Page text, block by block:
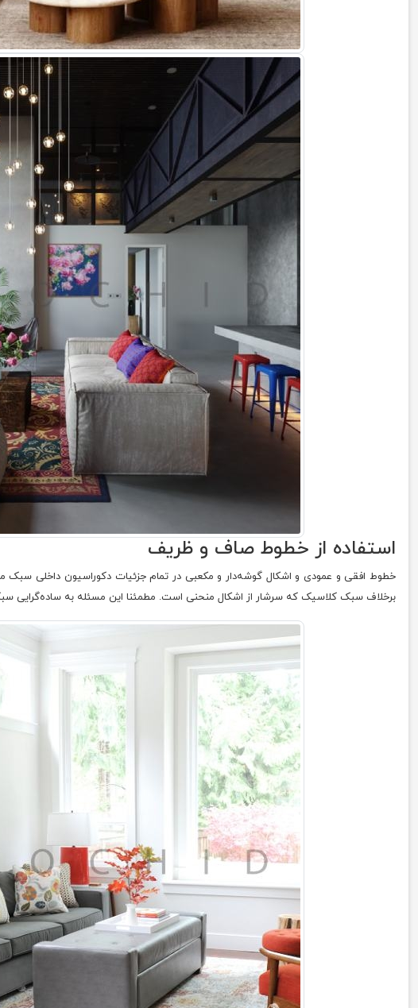
استفاده از خطوط صاف و ظریف
خطوط افقی و عمودی و اشکال گوشه‌دار و مکعبی در تمام جزئیات دکوراسیون داخلی سبک
برخلاف سبک کلاسیک که سرشار از اشکال منحنی است. مطمئنا این مسئله به ساده‌گرایی